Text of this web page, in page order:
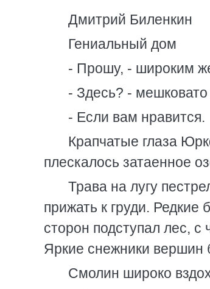
Дмитрий Биленкин
Гениальный дом
- Прошу, - широким
- Здесь? -
- Если вам нравится.
Крапчатые глаза
плескалось затаенное
Трава на лугу
прижать к груди.
сторон подступал лес, с
Яркие снежники вершин
Смолин широко